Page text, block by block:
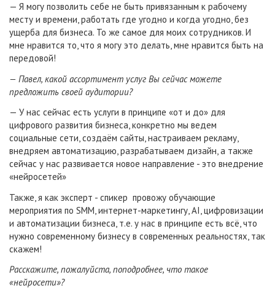
— Я могу позволить себе не быть привязанным к рабочему
месту и времени, работать где угодно и когда угодно, без
ущерба для бизнеса. То же самое для моих сотрудников. И
мне нравится то, что я могу это делать, мне нравится быть на
передовой!
— Павел, какой ассортимент услуг Вы сейчас можете
предложить своей аудитории?
— У нас сейчас есть услуги в принципе «от и до» для
цифрового развития бизнеса, конкретно мы ведем
социальные сети, создаём сайты, настраиваем рекламу,
внедряем автоматизацию, разрабатываем дизайн, а также
сейчас у нас развивается новое направление - это внедрение
«нейросетей»
Также, я как эксперт - спикер провожу обучающие
мероприятия по SMM, интернет-маркетингу, AI, цифровизации
и автоматизации бизнеса, т.е. у нас в принципе есть всё, что
нужно современному бизнесу в современных реальностях, так
скажем!
Расскажите, пожалуйста, поподробнее, что такое
«нейросети»?